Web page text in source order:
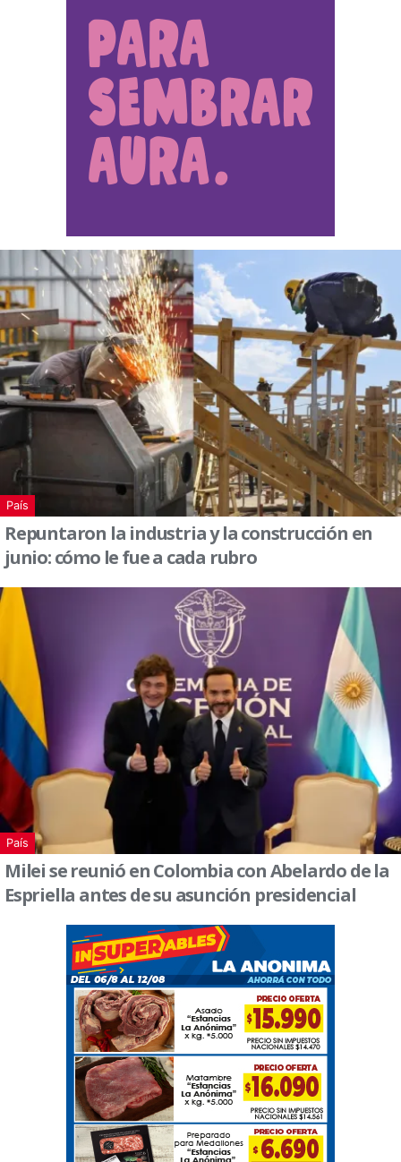
País
Repuntaron la industria y la construcción en
junio: cómo le fue a cada rubro
País
Milei se reunió en Colombia con Abelardo de la
Espriella antes de su asunción presidencial